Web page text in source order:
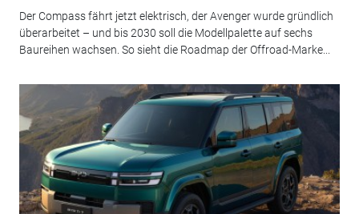
Der Compass fährt jetzt elektrisch, der Avenger wurde gründlich
überarbeitet – und bis 2030 soll die Modellpalette auf sechs
Baureihen wachsen. So sieht die Roadmap der Offroad-Marke...